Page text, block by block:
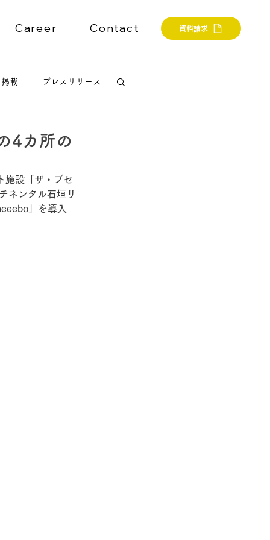
Career Contact 資料請求
載 プレスリリース
4カ所の
施設「ザ・ブセ
ネンタル石垣リ
」を導入